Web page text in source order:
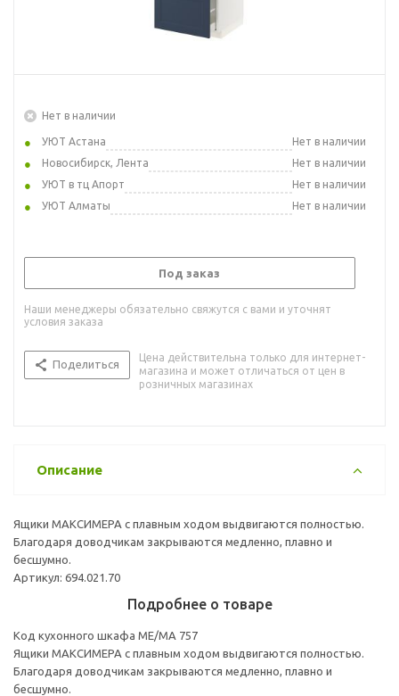
Нет в наличии
УЮТ Астана
Нет в наличии
Новосибирск, Лента
Нет в наличии
УЮТ в тц Апорт
Нет в наличии
УЮТ Алматы
Нет в наличии
Под заказ
Наши менеджеры обязательно свяжутся с вами и уточнят
условия заказа
Поделиться
Цена действительна только для интернет-
магазина и может отличаться от цен в
розничных магазинах
Описание
Ящики МАКСИМЕРА с плавным ходом выдвигаются полностью.
Благодаря доводчикам закрываются медленно, плавно и
бесшумно.
Артикул: 694.021.70
Подробнее о товаре
Код кухонного шкафа ME/MA 757
Ящики МАКСИМЕРА с плавным ходом выдвигаются полностью.
Благодаря доводчикам закрываются медленно, плавно и
бесшумно.